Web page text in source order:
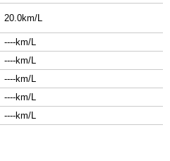
20.0km/L
‐‐‐‐km/L
‐‐‐‐km/L
‐‐‐‐km/L
‐‐‐‐km/L
‐‐‐‐km/L